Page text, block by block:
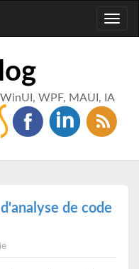
WPF, MAUI, IA
de code